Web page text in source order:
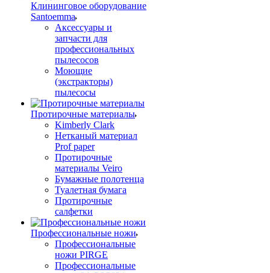
Клининговое оборудование
Santoemma
Аксессуары и
запчасти для
профессиональных
пылесосов
Моющие
(экстракторы)
пылесосы
Протирочные материалы
Kimberly Clark
Нетканый материал
Prof paper
Протирочные
материалы Veiro
Бумажные полотенца
Туалетная бумага
Протирочные
салфетки
Профессиональные ножи
Профессиональные
ножи PIRGE
Профессиональные